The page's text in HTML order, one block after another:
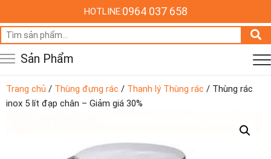
HOTLINE:0964 037 658
Tìm
kiếm:
Sản Phẩm
Trang chủ / Thùng đựng rác / Thanh lý Thùng rác / Thùng rác
inox 5 lít đạp chân – Giảm giá 30%